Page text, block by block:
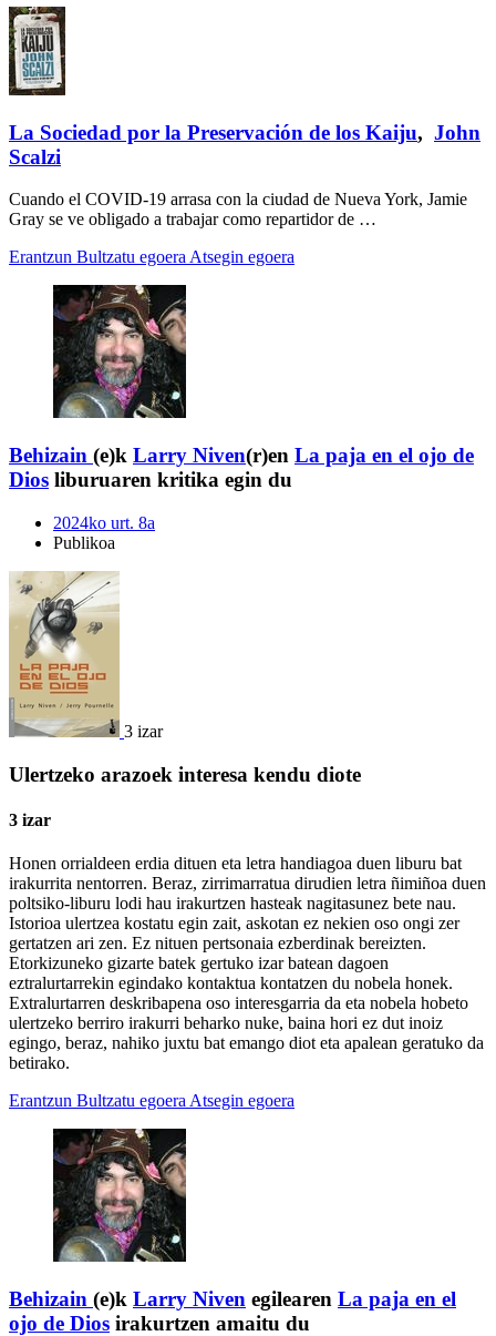
La Sociedad por la Preservación de los Kaiju, John
Scalzi
Cuando el COVID-19 arrasa con la ciudad de Nueva York, Jamie
Gray se ve obligado a trabajar como repartidor de …
Erantzun Bultzatu egoera Atsegin egoera
Behizain (e)k Larry Niven(r)en La paja en el ojo de
Dios liburuaren kritika egin du
2024ko urt. 8a
Publikoa
3 izar
Ulertzeko arazoek interesa kendu diote
3 izar
Honen orrialdeen erdia dituen eta letra handiagoa duen liburu bat
irakurrita nentorren. Beraz, zirrimarratua dirudien letra ñimiñoa duen
poltsiko-liburu lodi hau irakurtzen hasteak nagitasunez bete nau.
Istorioa ulertzea kostatu egin zait, askotan ez nekien oso ongi zer
gertatzen ari zen. Ez nituen pertsonaia ezberdinak bereizten.
Etorkizuneko gizarte batek gertuko izar batean dagoen
eztralurtarrekin egindako kontaktua kontatzen du nobela honek.
Extralurtarren deskribapena oso interesgarria da eta nobela hobeto
ulertzeko berriro irakurri beharko nuke, baina hori ez dut inoiz
egingo, beraz, nahiko juxtu bat emango diot eta apalean geratuko da
betirako.
Erantzun Bultzatu egoera Atsegin egoera
Behizain (e)k Larry Niven egilearen La paja en el
ojo de Dios irakurtzen amaitu du